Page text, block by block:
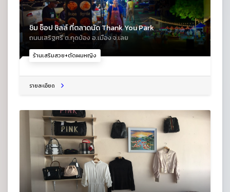
ร้านเสริมสวย+ตัดผมหญิง
ชิม ช็อป ชิลล์ ที่ตลาดนัด Thank You Park
ถนนเสริฐศรี ต.กุดป่อง อ.เมือง จ.เลย
รายละเอียด